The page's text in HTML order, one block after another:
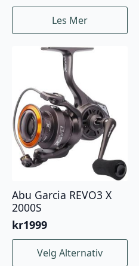
Les Mer
Abu Garcia REVO3 X
2000S
kr1999
Velg Alternativ
Dette
produktet